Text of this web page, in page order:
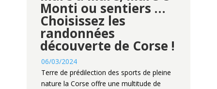
Monti ou sentiers …
Choisissez les
randonnées
découverte de Corse !
06/03/2024
Terre de prédilection des sports de pleine
nature la Corse offre une multitude de